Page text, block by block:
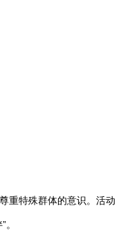
重特殊群体的意识。活动
。